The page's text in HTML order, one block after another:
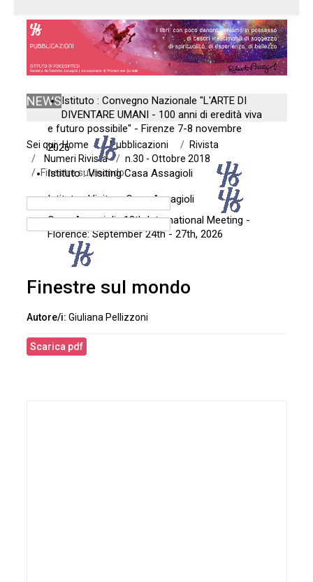
NEWSIstituto : Convegno Nazionale "L'ARTE DI
DIVENTARE UMANI - 100 anni di eredità viva
e futuro possibile" - Firenze 7-8 novembre
2026
Istituto : Visiting Casa Assagioli
Istituto : Visitare Casa Assagioli
Casa Assagioli : 12th International Meeting -
Florence: September 24th - 27th, 2026
Sei qui:Home Pubblicazioni
Rivista
Numeri Rivista
n.30 - Ottobre 2018
Finestre sul mondo
Finestre sul mondo
Giuliana Pellizzoni
Scarica pdf